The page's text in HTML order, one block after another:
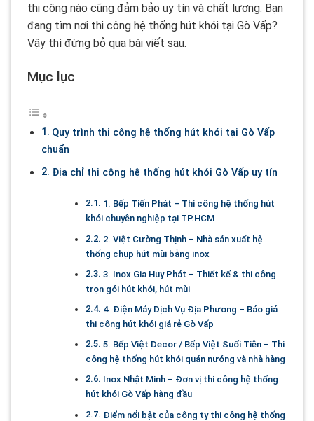
thi công nào cũng đảm bảo uy tín và chất lượng. Bạn
đang tìm nơi thi công hệ thống hút khói tại Gò Vấp?
Vậy thì đừng bỏ qua bài viết sau.
Mục lục
Quy trình thi công hệ thống hút khói tại Gò Vấp
chuẩn
Địa chỉ thi công hệ thống hút khói Gò Vấp uy tín
1. Bếp Tiến Phát – Thi công hệ thống hút
khói chuyên nghiệp tại TP.HCM
2. Việt Cường Thịnh – Nhà sản xuất hệ
thống chụp hút mùi bằng inox
3. Inox Gia Huy Phát – Thiết kế & thi công
trọn gói hút khói, hút mùi
4. Điện Máy Dịch Vụ Địa Phương – Báo giá
thi công hút khói giá rẻ Gò Vấp
5. Bếp Việt Decor / Bếp Việt Suối Tiên – Thi
công hệ thống hút khói quán nướng và nhà hàng
Inox Nhật Minh – Đơn vị thi công hệ thống
hút khói Gò Vấp hàng đầu
Điểm nổi bật của công ty thi công hệ thống